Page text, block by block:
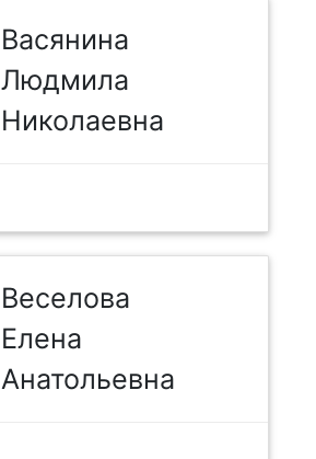
Васянина
Людмила
Николаевна
Веселова
Елена
Анатольевна